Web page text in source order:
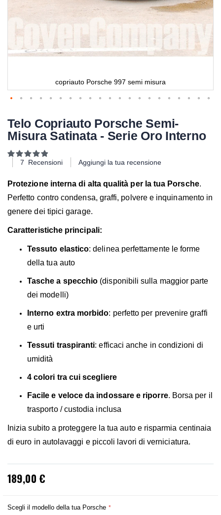
copriauto Porsche 997 semi misura
Telo Copriauto Porsche Semi-
Misura Satinata - Serie Oro Interno
Valutazione:
100
7 Recensioni Aggiungi la tua recensione
Protezione interna di alta qualità per la tua Porsche.
Perfetto contro condensa, graffi, polvere e inquinamento in
genere dei tipici garage.
Caratteristiche principali:
Tessuto elastico: delinea perfettamente le forme
della tua auto
Tasche a specchio (disponibili sulla maggior parte
dei modelli)
Interno extra morbido: perfetto per prevenire graffi
e urti
Tessuti traspiranti: efficaci anche in condizioni di
umidità
4 colori tra cui scegliere
Facile e veloce da indossare e riporre. Borsa per il
trasporto / custodia inclusa
Inizia subito a proteggere la tua auto e risparmia centinaia
di euro in autolavaggi e piccoli lavori di verniciatura.
189,00 €
Scegli il modello della tua Porsche